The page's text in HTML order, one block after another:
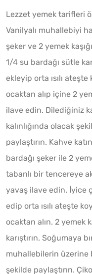
Lezzet yemek tarifleri
Vanilyalı muhallebiyi
şeker ve 2 yemek
1/4 su bardağı sütle
ekleyip orta ısılı
ocaktan alıp içine 2
ilave edin. Dilediğiniz
kalınlığında olacak
paylaştırın. Kahve
bardağı şeker ile 2
tabanlı bir tencereye
yavaş ilave edin. İyice
edip orta ısılı ateşte
ocaktan alın. 2 yemek
karıştırın. Soğumaya
muhallebilerin üzerine
şekilde paylaştırın.